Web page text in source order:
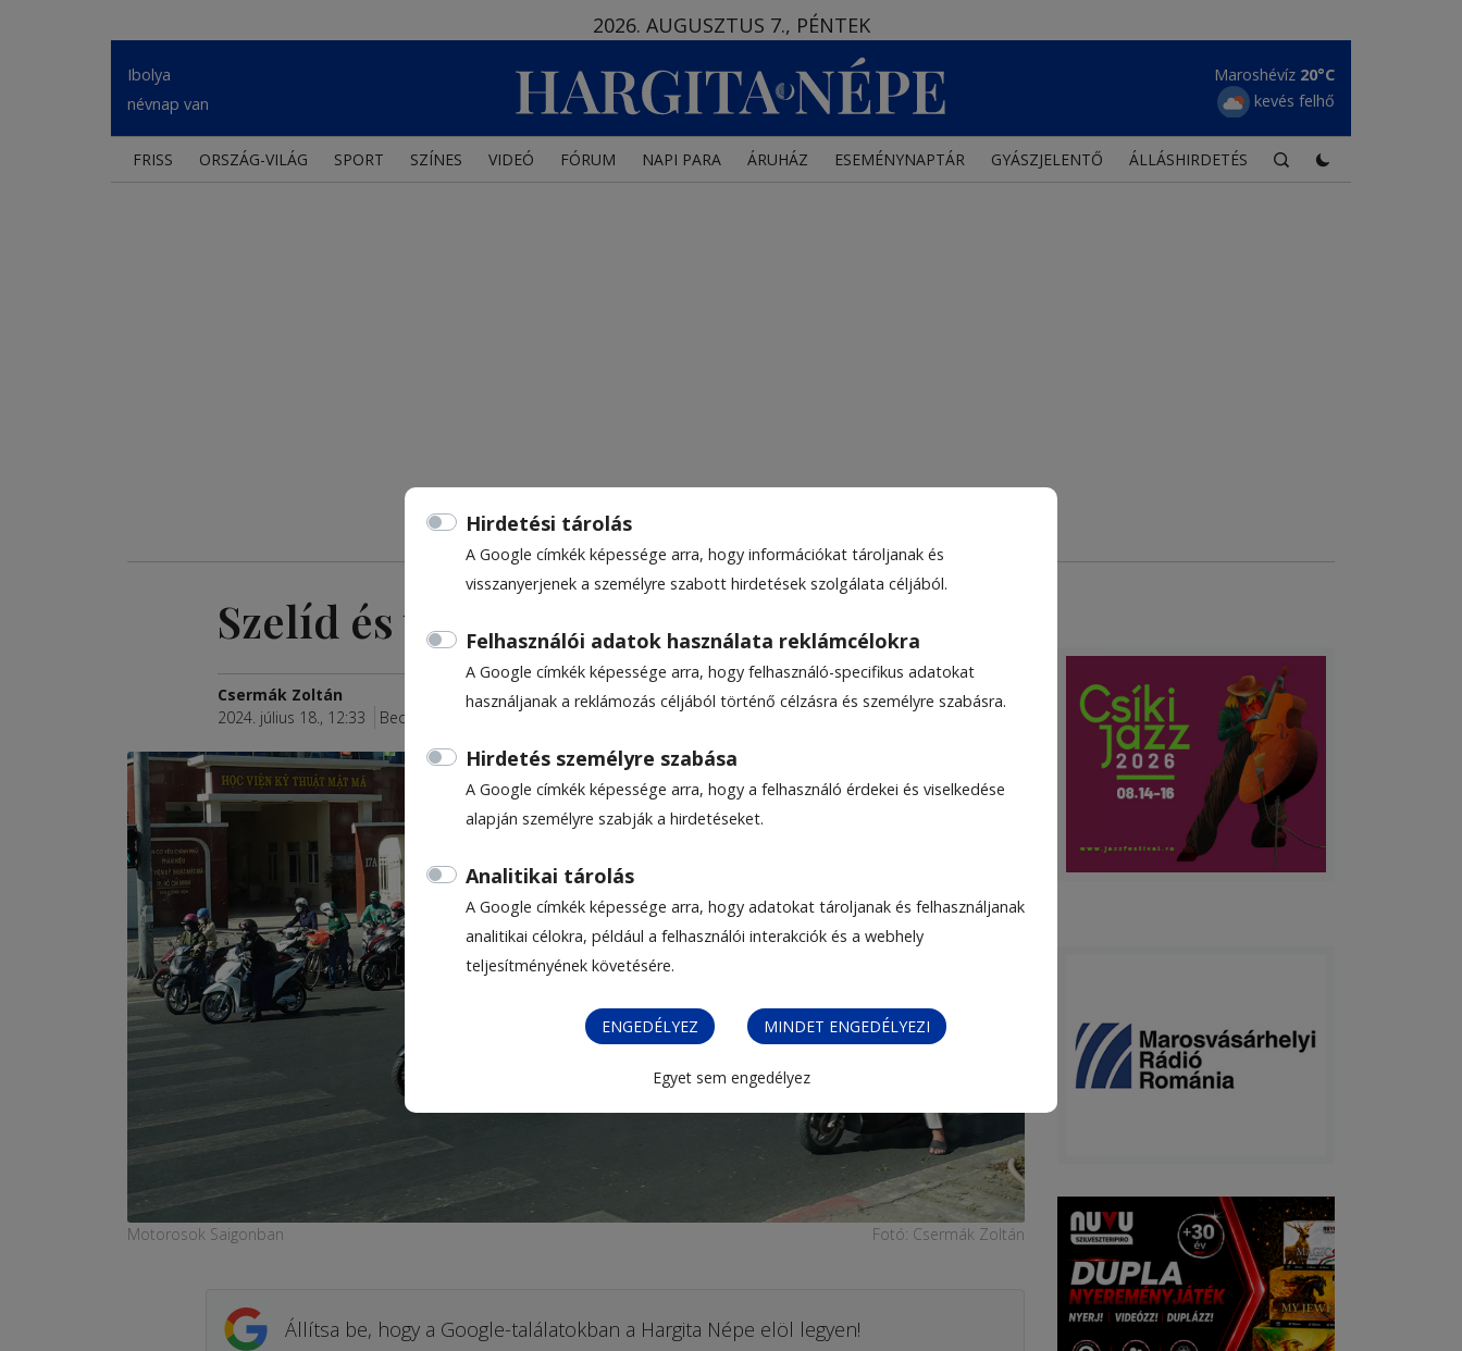
Hirdetési tárolás
A Google címkék képessége arra, hogy információkat tároljanak és
visszanyerjenek a személyre szabott hirdetések szolgálata céljából.
Felhasználói adatok használata reklámcélokra
A Google címkék képessége arra, hogy felhasználó-specifikus adatokat
használjanak a reklámozás céljából történő célzásra és személyre szabásra.
Hirdetés személyre szabása
A Google címkék képessége arra, hogy a felhasználó érdekei és viselkedése
alapján személyre szabják a hirdetéseket.
Analitikai tárolás
A Google címkék képessége arra, hogy adatokat tároljanak és felhasználjanak
analitikai célokra, például a felhasználói interakciók és a webhely
teljesítményének követésére.
ENGEDÉLYEZ MINDET ENGEDÉLYEZI
Egyet sem engedélyez
2026. AUGUSZTUS 7., PÉNTEK
Ibolya
névnap van
Maroshévíz 20°C
kevés felhő
FRISS ORSZÁG-VILÁG SPORT SZÍNES VIDEÓ FÓRUM NAPI PARA ÁRUHÁZ ESEMÉNYNAPTÁR GYÁSZJELENTŐ ÁLLÁSHIRDETÉS
Szelíd és vad motorosok
Csermák Zoltán
2024. július 18., 12:33
Becsült olvasási idő: 3 perc
Motorosok Saigonban Fotó: Csermák Zoltán
Állítsa be, hogy a Google-találatokban a Hargita Népe elöl legyen!